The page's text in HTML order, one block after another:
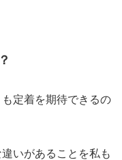
定着を期待できるの
いがあることを私も